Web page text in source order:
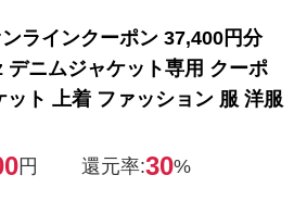
ラインクーポン 37,400円分
デニムジャケット専用 クーポ
ット 上着 ファッション 服 洋服
円 還元率:30%